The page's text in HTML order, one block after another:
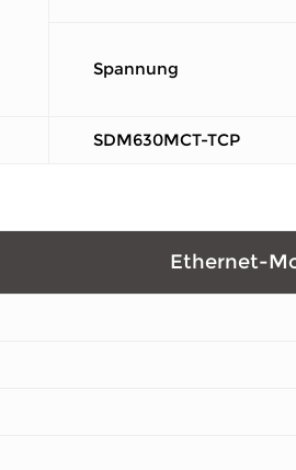
Spannung
SDM630MCT-TCP
Ethernet-